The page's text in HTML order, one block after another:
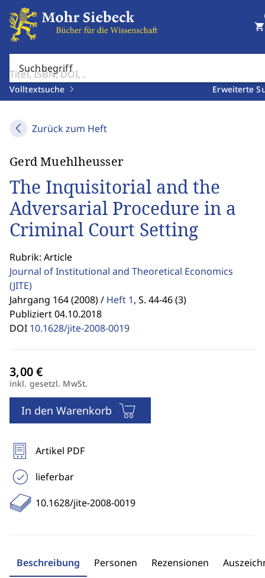
Suchbegriff
Volltextsuche Erweiterte
shopping_cart
Zurück zum Heft
Gerd Muehlheusser
The Inquisitorial and the
Adversarial Procedure in a
Criminal Court Setting
Rubrik: Article
Journal of Institutional and Theoretical Economics
(JITE)
Jahrgang 164 (2008) / Heft 1, S. 44-46 (3)
Publiziert 04.10.2018
DOI 10.1628/jite-2008-0019
inkl. gesetzl. MwSt.
In den Warenkorb
Artikel PDF
lieferbar
10.1628/jite-2008-0019
Beschreibung Personen Rezensionen